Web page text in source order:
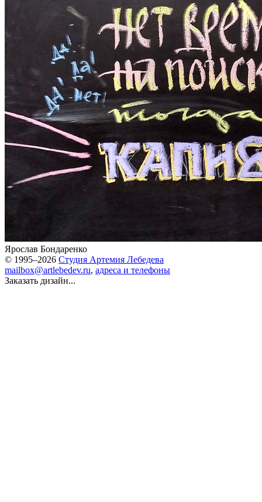
Ярослав Бондаренко
© 1995–2026 Студия Артемия Лебедева
mailbox@artlebedev.ru, адреса и телефоны
Заказать дизайн...